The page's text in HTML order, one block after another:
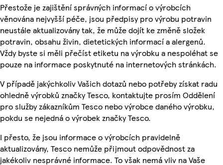
Přestože je zajištění správných informací o výrobcích
věnována nejvyšší péče, jsou předpisy pro výrobu potravin
neustále aktualizovány tak, že může dojít ke změně složek
potravin, obsahu živin, dietetických informací a alergenů.
Vždy byste si měli přečíst etiketu na výrobku a nespoléhat se
pouze na informace poskytnuté na internetových stránkách.
V případě jakýchkoliv Vašich dotazů nebo potřeby získat radu
ohledně výrobků značky Tesco, kontaktujte prosím Oddělení
pro služby zákazníkům Tesco nebo výrobce daného výrobku,
pokdu se nejedná o výrobek značky Tesco.
I přesto, že jsou informace o výrobcích pravidelně
aktualizovány, Tesco nemůže přijmout odpovědnost za
jakékoliv nesprávné informace. To však nemá vliv na Vaše